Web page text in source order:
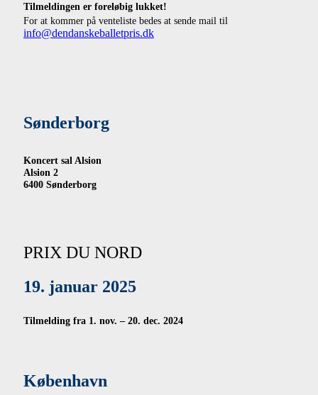
Tilmeldingen er foreløbig lukket!
For at kommer på venteliste bedes at sende mail til
info@dendanskeballetpris.dk
Sønderborg
Koncert sal Alsion
Alsion 2
6400 Sønderborg
PRIX DU NORD
19. januar 2025
Tilmelding fra 1. nov. – 20. dec. 2024
København